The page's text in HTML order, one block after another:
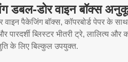
डबल-डोर वाइन बॉक्स
वाइन पैकेजिंग बॉक्स, कॉपरबोर्ड पेपर के
पारदर्शी ब्लिस्टर भीतरी ट्रे, लालित्य और
के लिए बिल्कुल उपयुक्त.